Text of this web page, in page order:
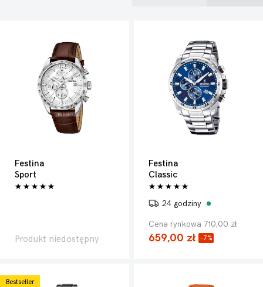
Festina
Sport
Produkt niedostępny
Festina
Classic
24 godziny
Cena rynkowa 710,00 zł
659,00 zł -7%
Bestseller